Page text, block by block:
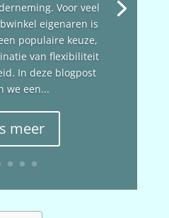
Voor veel
eigenaren is
populaire keuze,
van flexibiliteit
In deze blogpost
we een...
meer